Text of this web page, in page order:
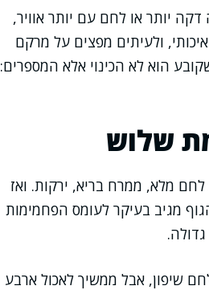
יותר או לחם עם יותר אוויר,
ולעיתים מפצים על מרקם
הוא לא הכינוי אלא המספרים:
שלוש
מלא, ממרח בריא, ירקות. ואז
מגיב בעיקר לעומס הפחמימות
שיפון, אבל ממשיך לאכול ארבע